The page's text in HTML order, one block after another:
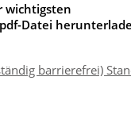
wichtigsten
Datei
barrierefrei)